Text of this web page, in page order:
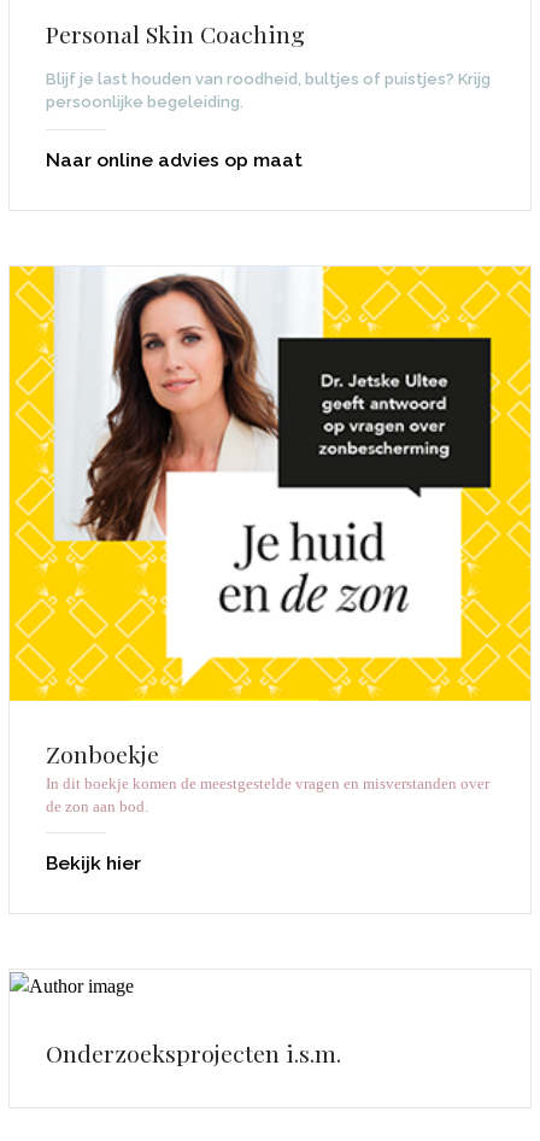
Personal Skin Coaching
Blijf je last houden van roodheid, bultjes of puistjes? Krijg
persoonlijke begeleiding.
Naar online advies op maat
Zonboekje
In dit boekje komen de meestgestelde vragen en misverstanden over
de zon aan bod.
Bekijk hier
Onderzoeksprojecten i.s.m.